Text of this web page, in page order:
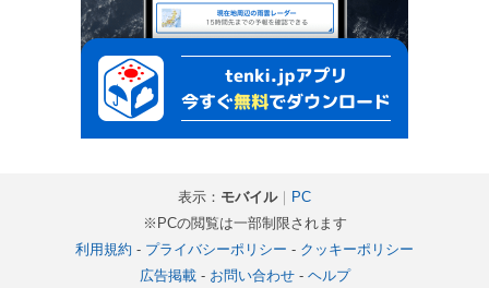
表示： モバイル｜ PC
※PCの閲覧は一部制限されます
利用規約 - プライバシーポリシー - クッキーポリシー
広告掲載- お問い合わせ- ヘルプ